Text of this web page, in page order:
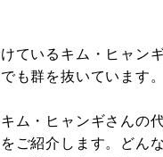
ているキム・ヒャン
も群を抜いています。
ム・ヒャンギさんの
ご紹介します。どん